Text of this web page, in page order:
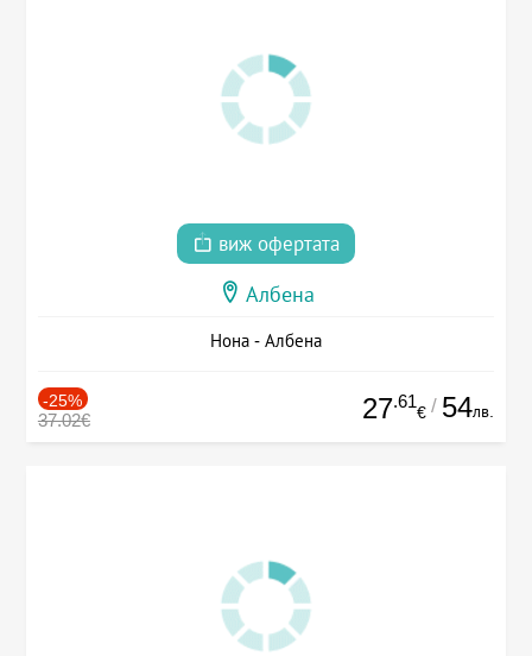
виж офертата
Албена
Нона - Албена
-25%
37.02€ 27.61
€ / 54лв.